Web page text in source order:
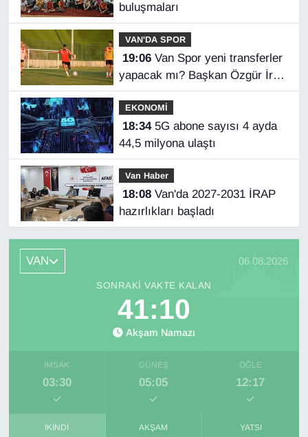
buluşmaları
VAN'DA SPOR
19:06Van Spor yeni transferler
yapacak mı? Başkan Özgür İreç
İlhan açıkladı
EKONOMİ
18:345G abone sayısı 4 ayda
44,5 milyona ulaştı
Van Haber
18:08Van'da 2027-2031 İRAP
hazırlıkları başladı
VAN 06.08.2026
SONRAKI VAKTE KALAN
41:10
Akşam Namazı
İMSAK
03:30
GÜNEŞ
05:05
ÖĞLE
12:17
İKINDI AKŞAM YATSI